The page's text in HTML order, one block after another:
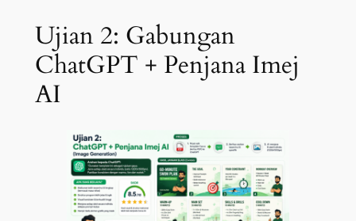
Ujian 2: Gabungan
ChatGPT + Penjana Imej
AI